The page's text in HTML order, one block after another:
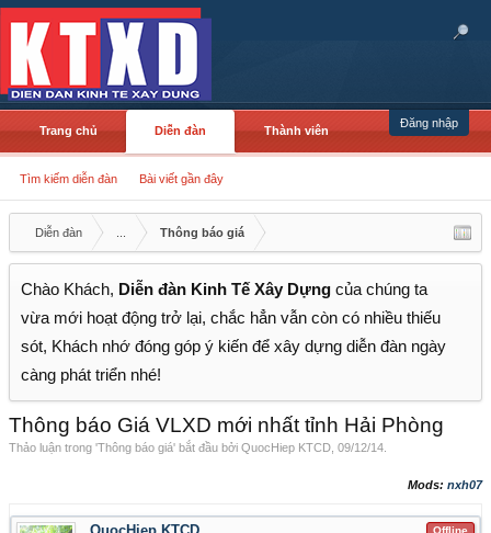
Đăng nhập
Trang chủ Diễn đàn
Tìm kiếm diễn đàn Bài viết gần đây
Thành viên
Diễn đàn Thông báo giá
Chào Khách, Diễn đàn Kinh Tế Xây Dựng của chúng ta
vừa mới hoạt động trở lại, chắc hẳn vẫn còn có nhiều thiếu
sót, Khách nhớ đóng góp ý kiến để xây dựng diễn đàn ngày
càng phát triển nhé!
Thông báo Giá VLXD mới nhất tỉnh Hải Phòng
Thảo luận trong 'Thông báo giá' bắt đầu bởi QuocHiep KTCD 09/12/14
Mods: nxh07
Offline